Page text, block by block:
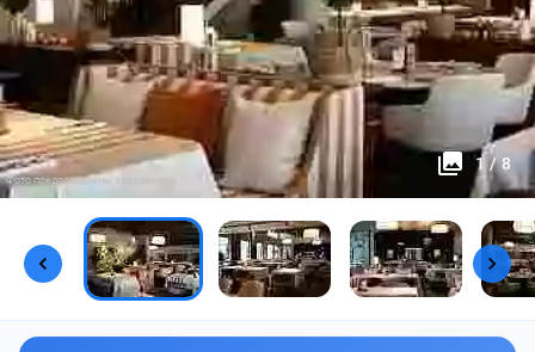
1 / 8
Фото предоставлены заведением